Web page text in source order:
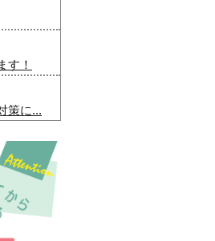
す！
策に...